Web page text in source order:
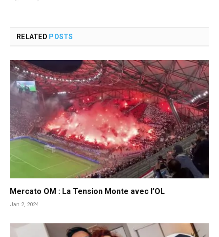
RELATED POSTS
Mercato OM : La Tension Monte avec l’OL
Jan 2, 2024